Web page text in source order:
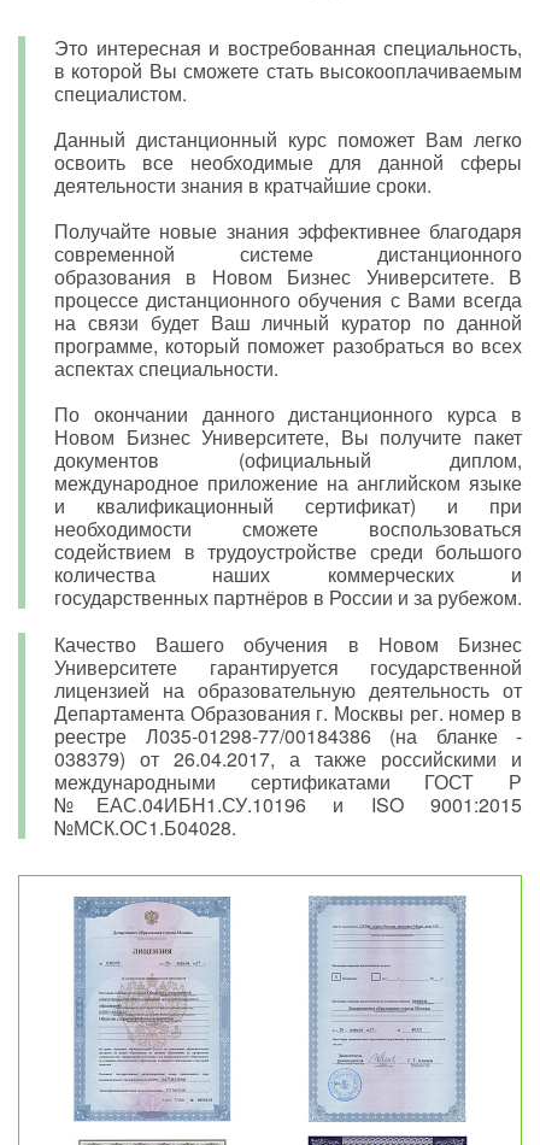
Это интересная и востребованная специальность,
в которой Вы сможете стать высокооплачиваемым
специалистом.
Данный дистанционный курс поможет Вам легко
освоить все необходимые для данной сферы
деятельности знания в кратчайшие сроки.
Получайте новые знания эффективнее благодаря
современной системе дистанционного
образования в Новом Бизнес Университете. В
процессе дистанционного обучения с Вами всегда
на связи будет Ваш личный куратор по данной
программе, который поможет разобраться во всех
аспектах специальности.
По окончании данного дистанционного курса в
Новом Бизнес Университете, Вы получите пакет
документов (официальный диплом,
международное приложение на английском языке
и квалификационный сертификат) и при
необходимости сможете воспользоваться
содействием в трудоустройстве среди большого
количества наших коммерческих и
государственных партнёров в России и за рубежом.
Качество Вашего обучения в Новом Бизнес
Университете гарантируется государственной
лицензией на образовательную деятельность от
Департамента Образования г. Москвы рег. номер в
реестре Л035-01298-77/00184386 (на бланке -
038379) от 26.04.2017, а также российскими и
международными сертификатами ГОСТ Р
№ЕАС.04ИБН1.СУ.10196 и ISO 9001:2015
№МСК.ОС1.Б04028.